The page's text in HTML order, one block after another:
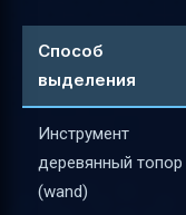
Способ
выделения
Инструмент
деревянный топор
(wand)